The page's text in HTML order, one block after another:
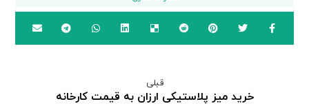
قبلی
خرید میز پلاستیکی ارزان به قیمت کارخانه